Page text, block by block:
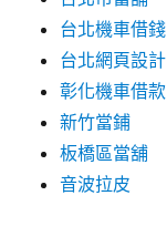
台北機車借錢
台北網頁設計
彰化機車借款
新竹當鋪
板橋區當舖
音波拉皮